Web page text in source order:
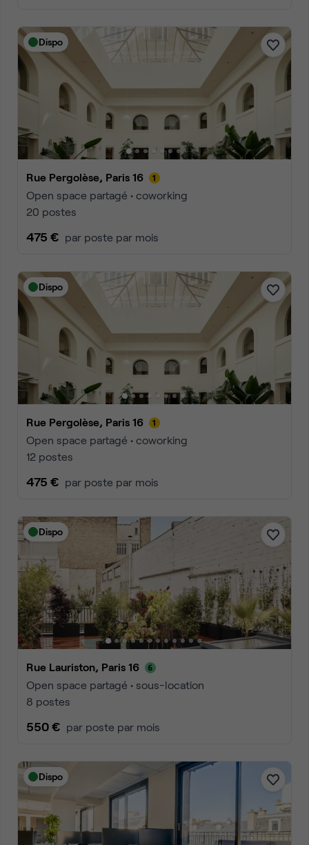
Dispo
Rue Pergolèse, Paris 16
Open space partagé • coworking
20 postes
475 € par poste par mois
Dispo
Rue Pergolèse, Paris 16
Open space partagé • coworking
12 postes
475 € par poste par mois
Dispo
Rue Lauriston, Paris 16
Open space partagé • sous-location
8 postes
550 € par poste par mois
Dispo